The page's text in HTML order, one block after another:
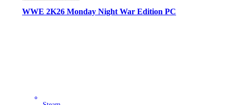
WWE 2K26 Monday Night War Edition PC